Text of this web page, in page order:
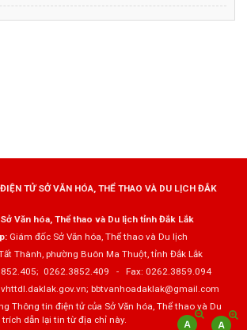
TỬ SỞ VĂN HÓA, THỂ THAO VÀ DU LỊCH ĐẮK
Văn hóa, Thể thao và Du lịch tỉnh Đắk Lắk
Giám đốc Sở Văn hóa, Thể thao và Du lịch
Thành, phường Buôn Ma Thuột, tỉnh Đắk Lắk
0262.3852.409 - Fax: 0262.3859.094
bbtvanhoadaklak@gmail.com
Thông tin điện tử của Sở Văn hóa, Thể thao và Du
dẫn lại tin từ địa chỉ này.